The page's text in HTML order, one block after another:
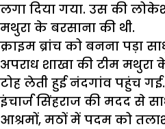
लगा दिया गया. उस की
मथुरा के बरसाना की थी.
क्राइम ब्रांच को बनना पड़ा
अपराध शाखा की टीम मथुरा
टोह लेती हुई नंदगांव पहुंच
इंचार्ज सिंहराज की मदद से
आश्रमों, मठों में पदम को